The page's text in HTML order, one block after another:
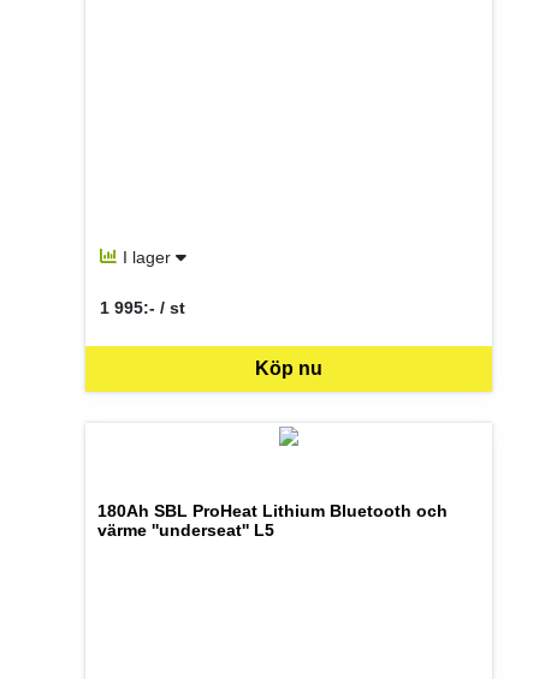
I lager
Köp nu
1 995:- / st
SEK per ST
180Ah SBL ProHeat Lithium Bluetooth och
värme ''underseat'' L5